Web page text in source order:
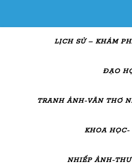
LỊCH SỬ – KHÁM
ĐẠO
TRANH ẢNH-VĂN THƠ
KHOA
NHIẾP ẢNH-